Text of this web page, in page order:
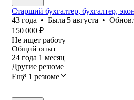
Старший бухгалтер, бухгалтер,
43 года • Была 5 августа •
150 000 ₽
Не ищет работу
Общий опыт
24 года 1 месяц
Другие резюме
Ещё 1 резюме